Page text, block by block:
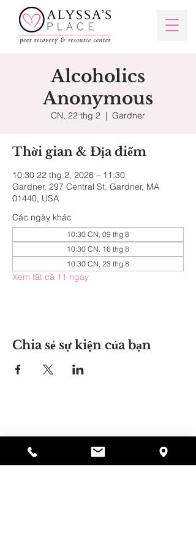
Alcoholics
Anonymous
CN, 22 thg 2
  |
Gardner
Thời gian & Địa điểm
10:30 22 thg 2, 2026 – 11:30
Gardner, 297 Central St, Gardner, MA
01440, USA
Các ngày khác
10:30 CN, 09 thg 8
10:30 CN, 16 thg 8
10:30 CN, 23 thg 8
Xem tất cả 11 ngày
Chia sẻ sự kiện của bạn
297 Central St. Gardner, MA 01440
978-364-0920